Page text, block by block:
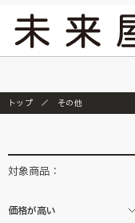
トップ その他
対象商品：
価格が高い